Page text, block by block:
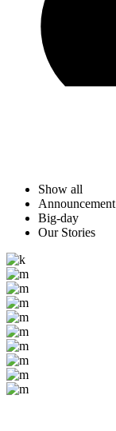
Show all
Announcement
Big-day
Our Stories